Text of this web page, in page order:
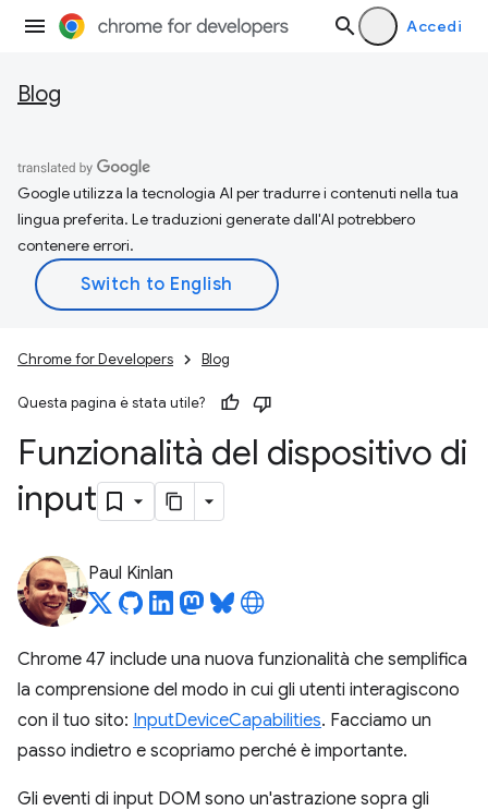
Accedi
Blog
Google utilizza la tecnologia AI per tradurre i contenuti nella tua
lingua preferita. Le traduzioni generate dall'AI potrebbero
contenere errori.
Chrome for Developers Blog
Questa pagina è stata utile?
Funzionalità del dispositivo di
input
Paul Kinlan
Chrome 47 include una nuova funzionalità che semplifica
la comprensione del modo in cui gli utenti interagiscono
con il tuo sito: InputDeviceCapabilities. Facciamo un
passo indietro e scopriamo perché è importante.
Gli eventi di input DOM sono un'astrazione sopra gli